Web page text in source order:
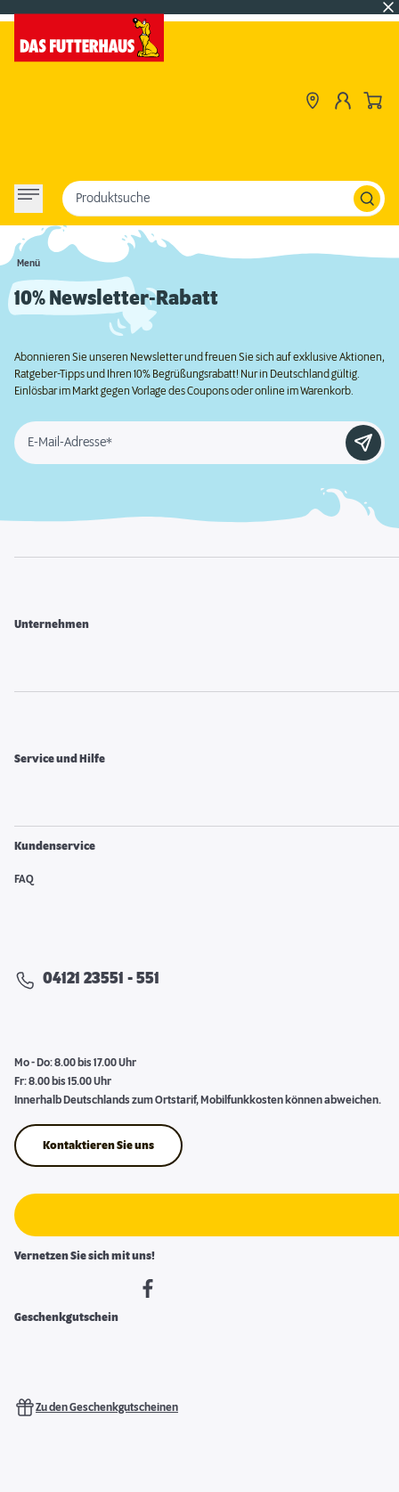
Menü
Produktsuche
10% Newsletter-Rabatt
Abonnieren Sie unseren Newsletter und freuen Sie sich auf exklusive Aktionen,
Ratgeber-Tipps und Ihren 10% Begrüßungsrabatt! Nur in Deutschland gültig.
Einlösbar im Markt gegen Vorlage des Coupons oder online im Warenkorb.
E-Mail-Adresse*
Unternehmen
Service und Hilfe
Kundenservice
FAQ
04121 23551 - 551
Mo - Do: 8.00 bis 17.00 Uhr
Fr: 8.00 bis 15.00 Uhr
Innerhalb Deutschlands zum Ortstarif, Mobilfunkkosten können abweichen.
Kontaktieren Sie uns
Vernetzen Sie sich mit uns!
Geschenkgutschein
Zu den Geschenkgutscheinen